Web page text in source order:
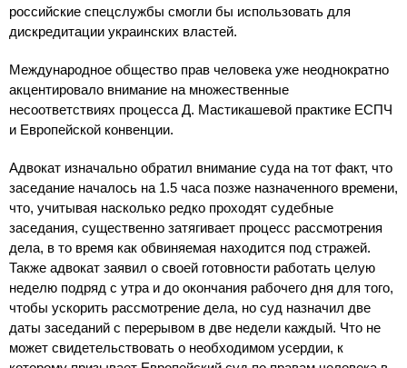
российские спецслужбы смогли бы использовать для
дискредитации украинских властей.
Международное общество прав человека уже неоднократно
акцентировало внимание на множественные
несоответствиях процесса Д. Мастикашевой практике ЕСПЧ
и Европейской конвенции.
Адвокат изначально обратил внимание суда на тот факт, что
заседание началось на 1.5 часа позже назначенного времени,
что, учитывая насколько редко проходят судебные
заседания, существенно затягивает процесс рассмотрения
дела, в то время как обвиняемая находится под стражей.
Также адвокат заявил о своей готовности работать целую
неделю подряд с утра и до окончания рабочего дня для того,
чтобы ускорить рассмотрение дела, но суд назначил две
даты заседаний с перерывом в две недели каждый. Что не
может свидетельствовать о необходимом усердии, к